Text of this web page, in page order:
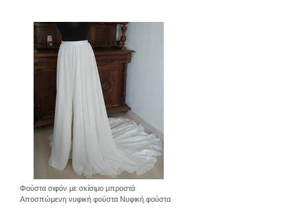
Φούστα σιφόν με σκίσιμο μπροστά
Αποσπώμενη νυφική φούστα Νυφική φούστα